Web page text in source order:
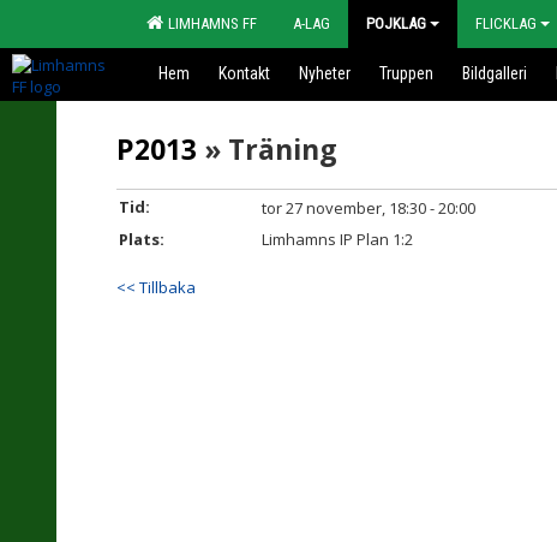
LIMHAMNS FF A-LAG POJKLAG FLICKLAG
Hem Kontakt Nyheter Truppen Bildgalleri
P2013 » Träning
Tid:
tor 27 november, 18:30 - 20:00
Plats:
Limhamns IP Plan 1:2
<< Tillbaka